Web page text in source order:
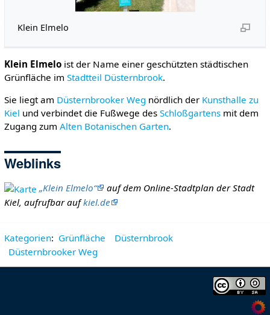
Klein Elmelo
Klein Elmeloist der Name einer geschützten städtischen
Grünfläche im Stadtteil Düsternbrook.
Sie liegt am Düsternbrooker Weg nördlich der Kunsthalle zu
Kiel und verbindet die Fußwege des Schloßgartensmit dem
Zugang zum Alten Botanischen Garten.
Weblinks
„Klein Elmelo“
auf dem Online-Stadtplan der Stadt
Kiel, aufrufbar aufkiel.de
Kategorien: Grünfläche
Düsternbrook
Düsternbrooker Weg